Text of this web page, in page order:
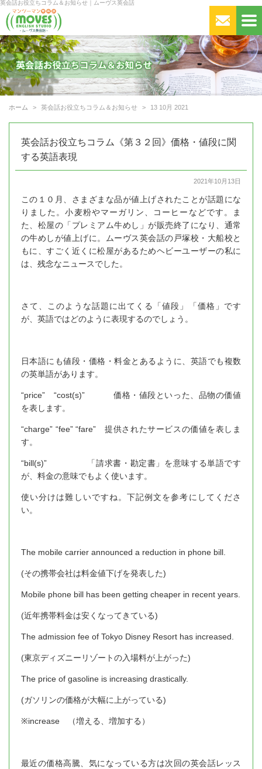
英会話お役立ちコラム＆お知らせ｜ムーヴス英会話
ホーム 英会話お役立ちコラム＆お知らせ 13 10月 2021
英会話お役立ちコラム《第３２回》価格・値段に関
する英語表現
2021年10月13日
この１０月、さまざまな品が値上げされたことが話題にな
りました。小麦粉やマーガリン、コーヒーなどです。ま
た、松屋の「プレミアム牛めし」が販売終了になり、通常
の牛めしが値上げに。ムーヴス英会話の戸塚校・大船校と
もに、すごく近くに松屋があるためヘビーユーザーの私に
は、残念なニュースでした。
さて、このような話題に出てくる「値段」「価格」です
が、英語ではどのように表現するのでしょう。
日本語にも値段・価格・料金とあるように、英語でも複数
の英単語があります。
“price” “cost(s)” 価格・値段といった、品物の価値
を表します。
“charge” “fee” “fare” 提供されたサービスの価値を表しま
す。
“bill(s)” 「請求書・勘定書」を意味する単語です
が、料金の意味でもよく使います。
使い分けは難しいですね。下記例文を参考にしてくださ
い。
The mobile carrier announced a reduction in phone bill.
(その携帯会社は料金値下げを発表した)
Mobile phone bill has been getting cheaper in recent years.
(近年携帯料金は安くなってきている)
The admission fee of Tokyo Disney Resort has increased.
(東京ディズニーリゾートの入場料が上がった)
The price of gasoline is increasing drastically.
(ガソリンの価格が大幅に上がっている)
※increase （増える、増加する）
最近の価格高騰、気になっている方は次回の英会話レッス